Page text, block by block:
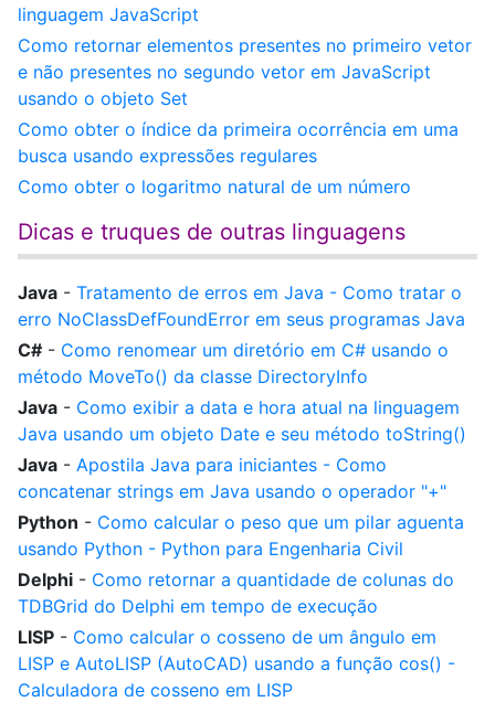
linguagem JavaScript
Como retornar elementos presentes no primeiro vetor
e não presentes no segundo vetor em JavaScript
usando o objeto Set
Como obter o índice da primeira ocorrência em uma
busca usando expressões regulares
Como obter o logaritmo natural de um número
Dicas e truques de outras linguagens
Java - Tratamento de erros em Java - Como tratar o
erro NoClassDefFoundError em seus programas Java
C# - Como renomear um diretório em C# usando o
método MoveTo() da classe DirectoryInfo
Java - Como exibir a data e hora atual na linguagem
Java usando um objeto Date e seu método toString()
Java - Apostila Java para iniciantes - Como
concatenar strings em Java usando o operador "+"
Python - Como calcular o peso que um pilar aguenta
usando Python - Python para Engenharia Civil
Delphi - Como retornar a quantidade de colunas do
TDBGrid do Delphi em tempo de execução
LISP - Como calcular o cosseno de um ângulo em
LISP e AutoLISP (AutoCAD) usando a função cos() -
Calculadora de cosseno em LISP